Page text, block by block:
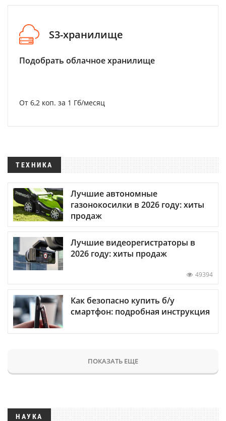
S3-хранилище
Подобрать облачное хранилище
От 6,2 коп. за 1 Гб/месяц
ТЕХНИКА
Лучшие автономные
газонокосилки в 2026 году: хиты
продаж
Лучшие видеорегистраторы в
2026 году: хиты продаж
49394
Как безопасно купить б/у
смартфон: подробная инструкция
ПОКАЗАТЬ ЕЩЕ
НАУКА